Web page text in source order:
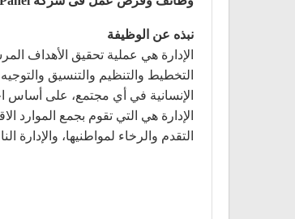
نبذه عن الوظيفة
الإدارة هي عملية تحقيق الأهداف
التخطيط والتنظيم والتنسيق
الإنسانية في أي مجتمع، على أساس
الإدارة هي التي تقوم بجمع الموارد
التقدم والرخاء لمواطنيها،